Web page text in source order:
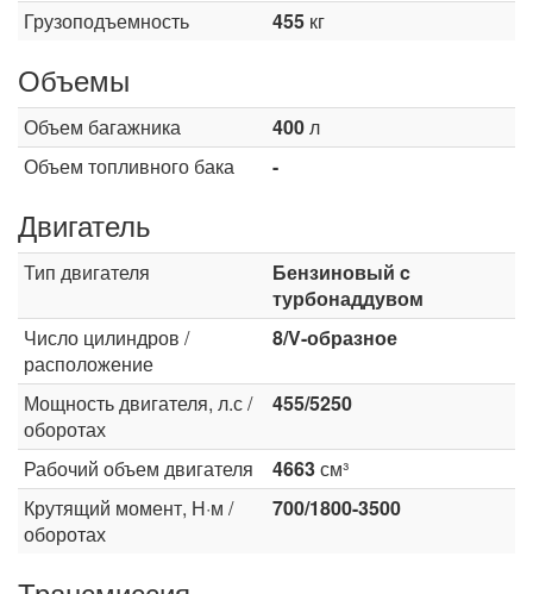
Грузоподъемность
455 кг
Объемы
Объем багажника 400л
Объем топливного бака
-
Двигатель
Тип двигателя
Бензиновый c
турбонаддувом
Число цилиндров /
расположение
8/V-образное
Мощность двигателя, л.с /
оборотах
455/5250
Рабочий объем двигателя 4663см³
Крутящий момент, Н·м /
оборотах
700/1800-3500